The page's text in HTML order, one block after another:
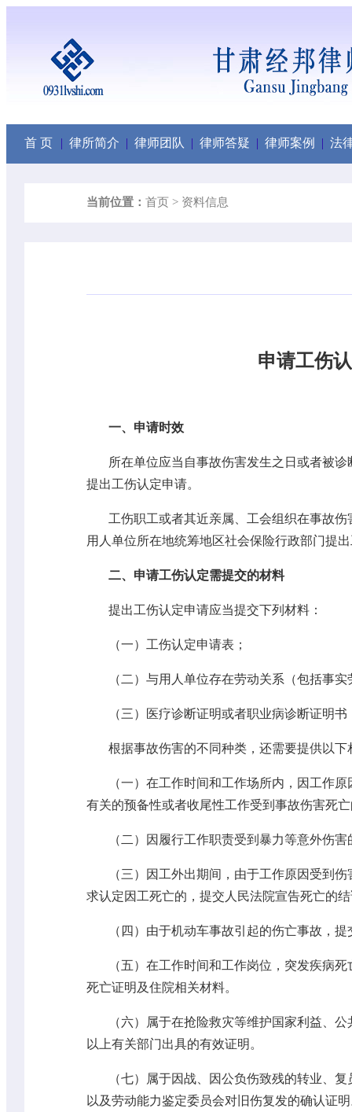
首 页 | 律所简介 | 律师团队 | 律师答疑 | 律师案例 | 法
当前位置： 首页 > 资料信息
申请工伤
一、申请时效
所在单位应当自事故伤害发生之日或者被
提出工伤认定申请。
工伤职工或者其近亲属、工会组织在事故
用人单位所在地统筹地区社会保险行政部门提
二、申请工伤认定需提交的材料
提出工伤认定申请应当提交下列材料：
（一）工伤认定申请表；
（二）与用人单位存在劳动关系（包括事
（三）医疗诊断证明或者职业病诊断证明
根据事故伤害的不同种类，还需要提供以下
（一）在工作时间和工作场所内，因工作
有关的预备性或者收尾性工作受到事故伤害死
（二）因履行工作职责受到暴力等意外伤
（三）因工外出期间，由于工作原因受到
求认定因工死亡的，提交人民法院宣告死亡的
（四）由于机动车事故引起的伤亡事故，
（五）在工作时间和工作岗位，突发疾病死
死亡证明及住院相关材料。
（六）属于在抢险救灾等维护国家利益、
以上有关部门出具的有效证明。
（七）属于因战、因公负伤致残的转业、
以及劳动能力鉴定委员会对旧伤复发的确认证